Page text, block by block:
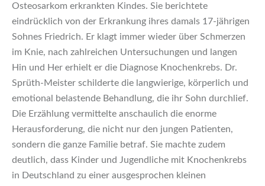
Osteosarkom erkrankten Kindes. Sie berichtete
eindrücklich von der Erkrankung ihres damals 17-jährigen
Sohnes Friedrich. Er klagt immer wieder über Schmerzen
im Knie, nach zahlreichen Untersuchungen und langen
Hin und Her erhielt er die Diagnose Knochenkrebs. Dr.
Sprüth-Meister schilderte die langwierige, körperlich und
emotional belastende Behandlung, die ihr Sohn durchlief.
Die Erzählung vermittelte anschaulich die enorme
Herausforderung, die nicht nur den jungen Patienten,
sondern die ganze Familie betraf. Sie machte zudem
deutlich, dass Kinder und Jugendliche mit Knochenkrebs
in Deutschland zu einer ausgesprochen kleinen